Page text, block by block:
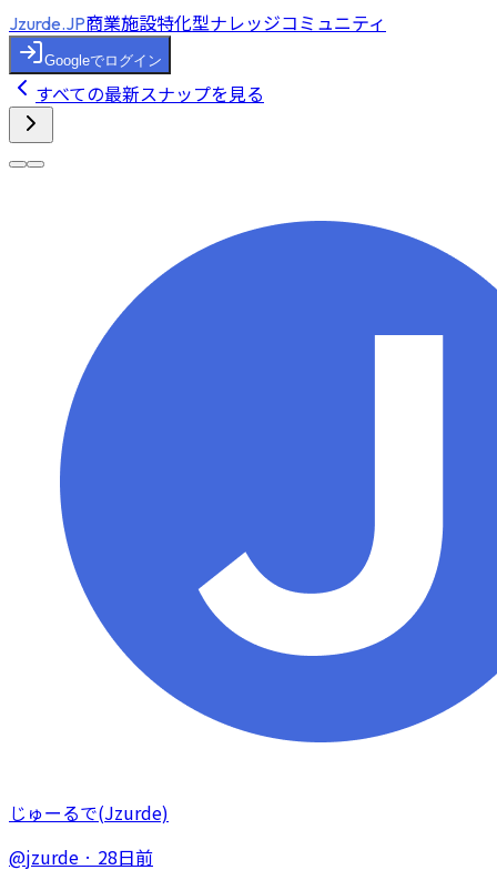
Jzurde.JP商業施設特化型ナレッジコミュニティ
Googleでログイン
すべての最新スナップを見る
じゅーるで(Jzurde)
@jzurde · 28日前